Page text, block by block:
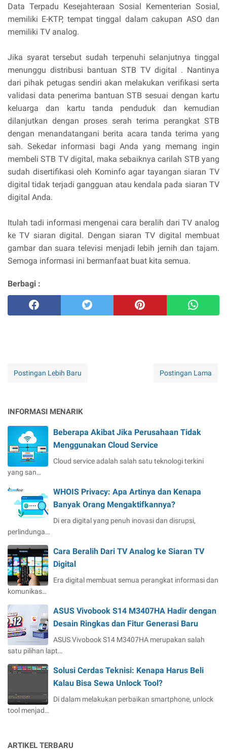
Data Terpadu Kesejahteraan Sosial Kementerian Sosial,
memiliki E-KTP, tempat tinggal dalam cakupan ASO dan
memiliki TV analog.
Jika syarat tersebut sudah terpenuhi selanjutnya tinggal
menunggu distribusi bantuan STB TV digital . Nantinya
dari pihak petugas sendiri akan melakukan verifikasi serta
validasi data penerima bantuan STB sesuai dengan kartu
keluarga dan kartu tanda penduduk dan kemudian
dilanjutkan dengan proses serah terima perangkat STB
dengan menandatangani berita acara tanda terima yang
sah. Sekedar informasi bagi Anda yang memang ingin
membeli STB TV digital, maka sebaiknya carilah STB yang
sudah disertifikasi oleh Kominfo agar tayangan siaran TV
digital tidak terjadi gangguan atau kendala pada siaran TV
digital Anda.
Itulah tadi informasi mengenai cara beralih dari TV analog
ke TV siaran digital. Dengan siaran TV digital membuat
gambar dan suara televisi menjadi lebih jernih dan tajam.
Semoga informasi ini bermanfaat buat kita semua.
Berbagi :
Postingan Lebih Baru Postingan Lama
INFORMASI MENARIK
Beberapa Akibat Jika Perusahaan Tidak
Menggunakan Cloud Service
Cloud service adalah salah satu teknologi terkini
yang san…
WHOIS Privacy: Apa Artinya dan Kenapa
Banyak Orang Mengaktifkannya?
Di era digital yang penuh inovasi dan disrupsi,
perlindunga…
Cara Beralih Dari TV Analog ke Siaran TV
Digital
Era digital membuat semua perangkat informasi dan
komunikas…
ASUS Vivobook S14 M3407HA Hadir dengan
Desain Ringkas dan Fitur Generasi Baru
ASUS Vivobook S14 M3407HA merupakan salah
satu pilihan lapt…
Solusi Cerdas Teknisi: Kenapa Harus Beli
Kalau Bisa Sewa Unlock Tool?
Di dalam melakukan perbaikan smartphone, unlock
tool menjad…
ARTIKEL TERBARU